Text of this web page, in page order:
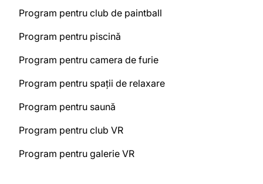
Program pentru club de paintball
Program pentru piscină
Program pentru camera de furie
Program pentru spații de relaxare
Program pentru saună
Program pentru club VR
Program pentru galerie VR